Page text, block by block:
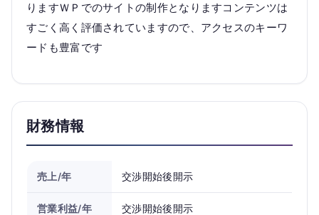
りますＷＰでのサイトの制作となりますコンテンツは
すごく高く評価されていますので、アクセスのキーワ
ードも豊富です
財務情報
売上/年 交渉開始後開示
営業利益/年 交渉開始後開示